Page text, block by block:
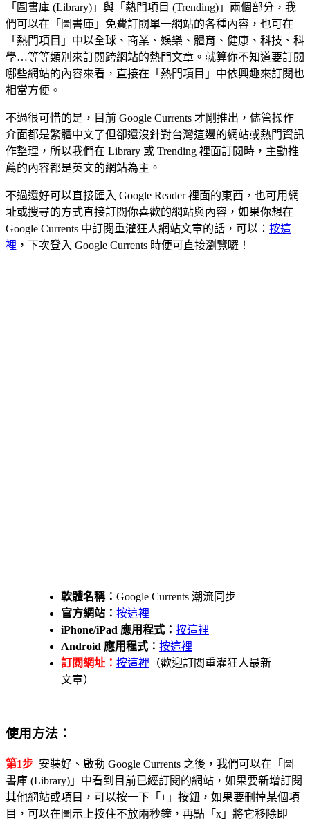
「圖書庫 (Library)」與「熱門項目 (Trending)」兩個部分，我
們可以在「圖書庫」免費訂閱單一網站的各種內容，也可在
「熱門項目」中以全球、商業、娛樂、體育、健康、科技、科
學…等等類別來訂閱跨網站的熱門文章。就算你不知道要訂閱
哪些網站的內容來看，直接在「熱門項目」中依興趣來訂閱也
相當方便。
不過很可惜的是，目前 Google Currents 才剛推出，儘管操作
介面都是繁體中文了但卻還沒針對台灣這邊的網站或熱門資訊
作整理，所以我們在 Library 或 Trending 裡面訂閱時，主動推
薦的內容都是英文的網站為主。
不過還好可以直接匯入 Google Reader 裡面的東西，也可用網
址或搜尋的方式直接訂閱你喜歡的網站與內容，如果你想在
Google Currents 中訂閱重灌狂人網站文章的話，可以： 按這
裡 ，下次登入 Google Currents 時便可直接瀏覽囉！
軟體名稱： Google Currents 潮流同步
官方網站： 按這裡
iPhone/iPad 應用程式： 按這裡
Android 應用程式： 按這裡
訂閱網址： 按這裡 （歡迎訂閱重灌狂人最新
文章）
使用方法：
第1步 安裝好、啟動 Google Currents 之後，我們可以在「圖
書庫 (Library)」中看到目前已經訂閱的網站，如果要新增訂閱
其他網站或項目，可以按一下「+」按鈕，如果要刪掉某個項
目，可以在圖示上按住不放兩秒鐘，再點「x」將它移除即